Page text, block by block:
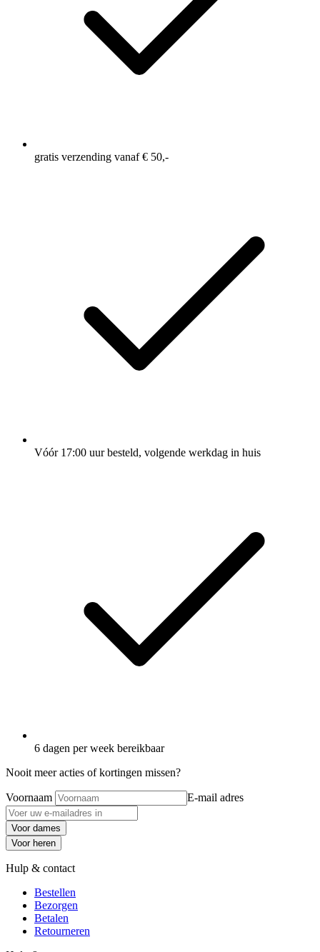
gratis verzending vanaf € 50,-
Vóór 17:00 uur besteld, volgende werkdag in huis
6 dagen per week bereikbaar
Nooit meer acties of kortingen missen?
Voornaam E-mail adres
Voor dames
Voor heren
Hulp & contact
Bestellen
Bezorgen
Betalen
Retourneren